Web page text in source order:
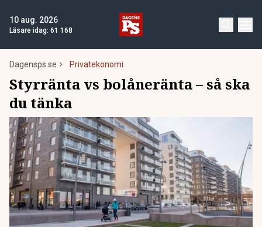
10 aug. 2026
Läsare idag: 61 168
Dagensps.se Privatekonomi
Styrränta vs bolåneränta – så ska
du tänka